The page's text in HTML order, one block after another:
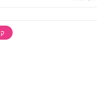
קריאייטיב